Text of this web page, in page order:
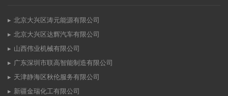
北京大兴区涛元能源有限公司
北京大兴区达辉汽车有限公司
山西伟业机械有限公司
广东深圳市联高智能制造有限公司
天津静海区秋伦服务有限公司
新疆金瑞化工有限公司